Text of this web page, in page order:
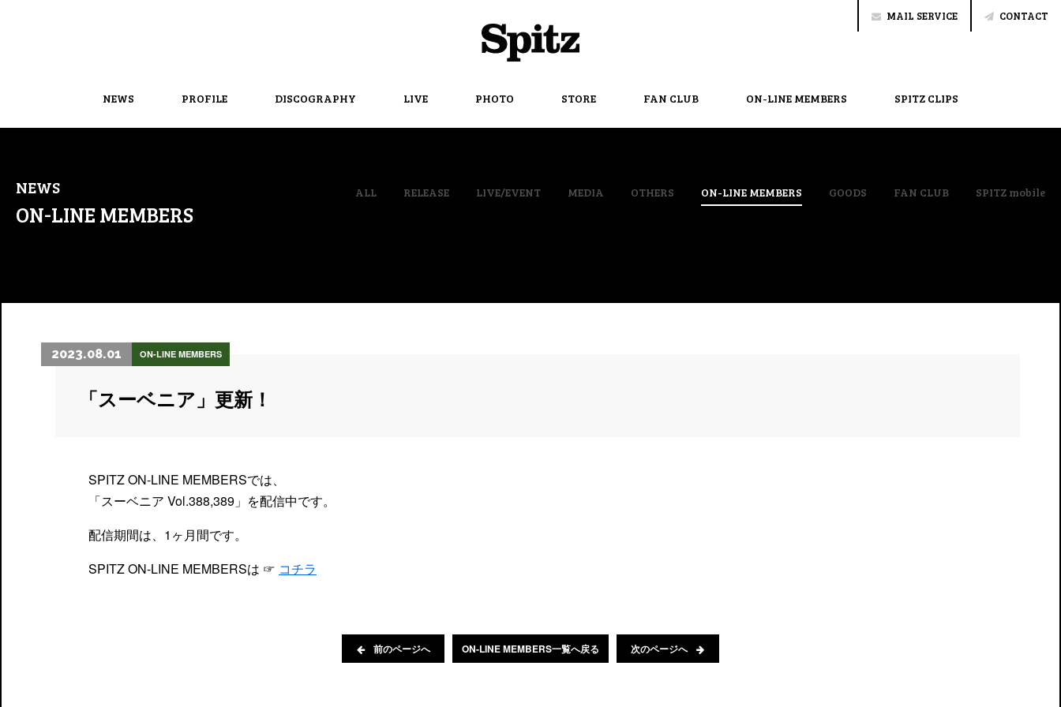
NEWS PROFILE DISCOGRAPHY LIVE PHOTO STORE FAN CLUB ON-LINE MEMBERS SPITZ CLIPS
MAIL SERVICE CONTACT
NEWS
ON-LINE MEMBERS
ALL RELEASE LIVE/EVENT MEDIA OTHERS ON-LINE MEMBERS GOODS FAN CLUB SPITZ mobile
2023.08.01 ON-LINE MEMBERS
「スーベニア」更新！
SPITZ ON-LINE MEMBERSでは、
「スーベニア Vol.388,389」を配信中です。
配信期間は、1ヶ月間です。
SPITZ ON-LINE MEMBERSは ☞ コチラ
前のページへ ON-LINE MEMBERS一覧へ戻る 次のページへ